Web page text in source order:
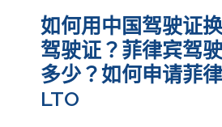
如何用中国驾驶证
驾驶证？菲律宾驾
多少？如何申请菲
LTO